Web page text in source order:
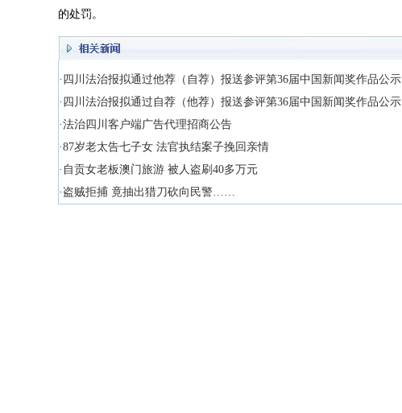
的处罚。
·四川法治报拟通过他荐（自荐）报送参评第36届中国新闻奖作品公示
·四川法治报拟通过自荐（他荐）报送参评第36届中国新闻奖作品公示
·法治四川客户端广告代理招商公告
·87岁老太告七子女 法官执结案子挽回亲情
·自贡女老板澳门旅游 被人盗刷40多万元
·盗贼拒捕 竟抽出猎刀砍向民警……